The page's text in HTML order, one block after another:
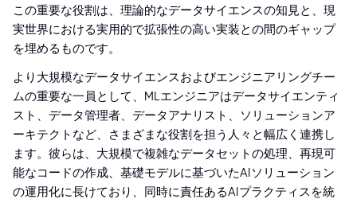
この重要な役割は、理論的なデータサイエンスの知見と、現
実世界における実用的で拡張性の高い実装との間のギャップ
を埋めるものです。
より大規模なデータサイエンスおよびエンジニアリングチー
ムの重要な一員として、MLエンジニアはデータサイエンティ
スト、データ管理者、データアナリスト、ソリューションア
ーキテクトなど、さまざまな役割を担う人々と幅広く連携し
ます。彼らは、大規模で複雑なデータセットの処理、再現可
能なコードの作成、基礎モデルに基づいたAIソリューション
の運用化に長けており、同時に責任あるAIプラクティスを統